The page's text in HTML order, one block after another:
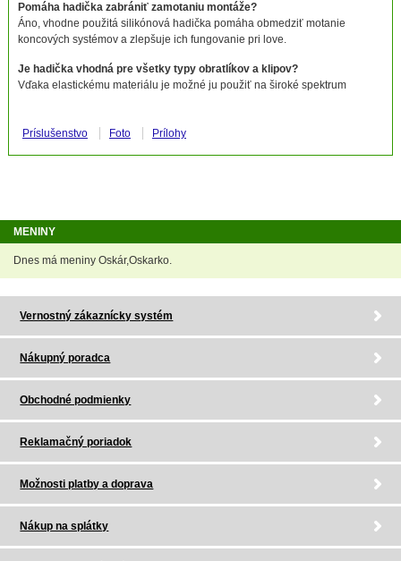
Pomáha hadička zabrániť zamotaniu montáže?
Áno, vhodne použitá silikónová hadička pomáha obmedziť motanie
koncových systémov a zlepšuje ich fungovanie pri love.
Je hadička vhodná pre všetky typy obratlíkov a klipov?
Vďaka elastickému materiálu je možné ju použiť na široké spektrum
Príslušenstvo Foto Prílohy
MENINY
Dnes má meniny Oskár,Oskarko.
Vernostný zákaznícky systém
Nákupný poradca
Obchodné podmienky
Reklamačný poriadok
Možnosti platby a doprava
Nákup na splátky